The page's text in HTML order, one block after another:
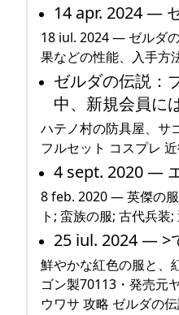
14 apr. 2024 —
18 iul. 2024 — ゼルダ
果などの性能、入手方
ゼルダの伝説：
中、新規会員に
ハテノ村の防具屋、サ
フルセット コスプレ
4 sept. 2020 —
8 feb. 2020 — 英傑の服
ト; 蛮族の服; 古代兵装
25 iul. 2024 — >
鮮やかな紅色の服と
ゴン製70113・発売元
ウワサ 攻略 ゼルダの